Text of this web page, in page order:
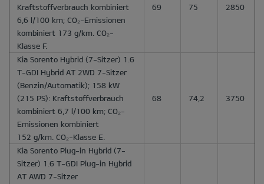
Kraftstoffverbrauch kombiniert
6,6 l/100 km; CO₂-Emissionen
kombiniert 173 g/km. CO₂-
Klasse F.
69 75 2850
Kia Sorento Hybrid (7-Sitzer) 1.6
T-GDI Hybrid AT 2WD 7-Sitzer
(Benzin/Automatik); 158 kW
(215 PS): Kraftstoffverbrauch
kombiniert 6,7 l/100 km; CO₂-
Emissionen kombiniert
152 g/km. CO₂-Klasse E.
68 74,2 3750
Kia Sorento Plug-in Hybrid (7-
Sitzer) 1.6 T-GDI Plug-in Hybrid
AT AWD 7-Sitzer